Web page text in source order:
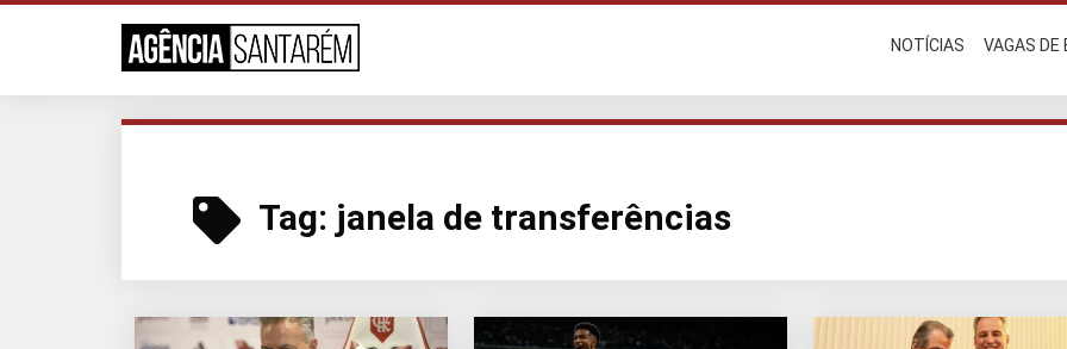
NOTÍCIAS VAGAS DE
Tag: janela de transferências